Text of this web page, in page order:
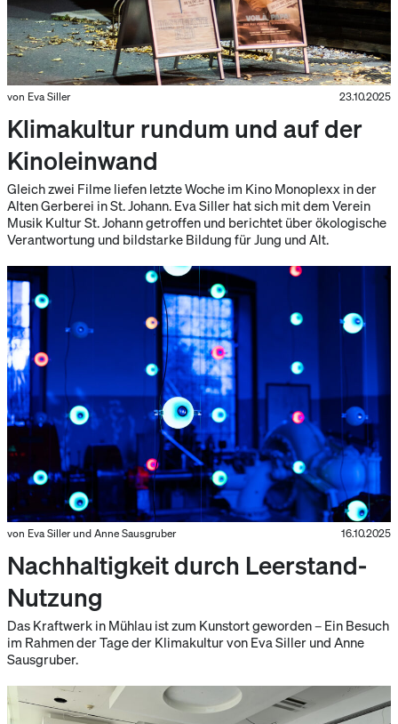
von Eva Siller 23.10.2025
Klimakultur rundum und auf der
Kinoleinwand
Gleich zwei Filme liefen letzte Woche im Kino Monoplexx in der
Alten Gerberei in St. Johann. Eva Siller hat sich mit dem Verein
Musik Kultur St. Johann getroffen und berichtet über ökologische
Verantwortung und bildstarke Bildung für Jung und Alt.
von Eva Siller und Anne Sausgruber 16.10.2025
Nachhaltigkeit durch Leerstand-
Nutzung
Das Kraftwerk in Mühlau ist zum Kunstort geworden – Ein Besuch
im Rahmen der Tage der Klimakultur von Eva Siller und Anne
Sausgruber.